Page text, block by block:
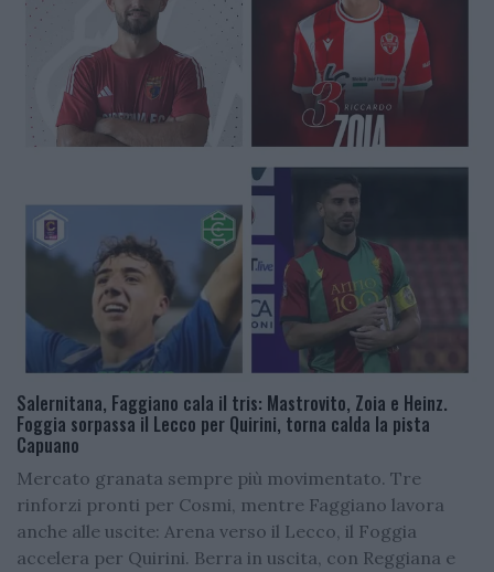
Salernitana, Faggiano cala il tris: Mastrovito, Zoia e Heinz.
Foggia sorpassa il Lecco per Quirini, torna calda la pista
Capuano
Mercato granata sempre più movimentato. Tre
rinforzi pronti per Cosmi, mentre Faggiano lavora
anche alle uscite: Arena verso il Lecco, il Foggia
accelera per Quirini. Berra in uscita, con Reggiana e